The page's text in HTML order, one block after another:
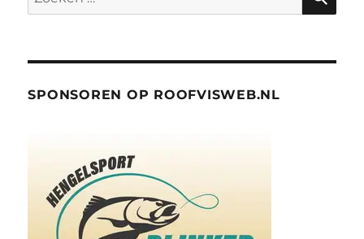
naar:
SPONSOREN OP ROOFVISWEB.NL